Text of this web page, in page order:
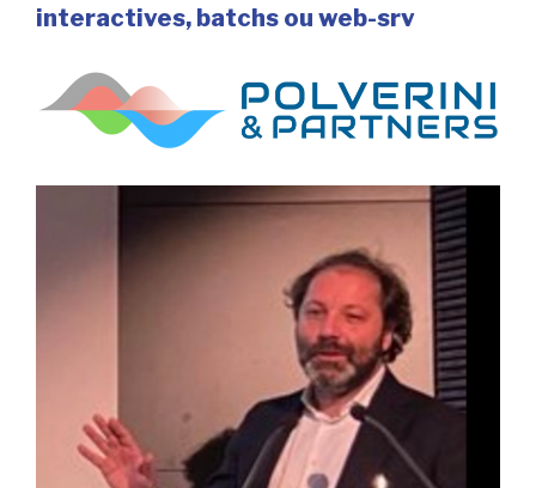
interactives, batchs ou web-srv